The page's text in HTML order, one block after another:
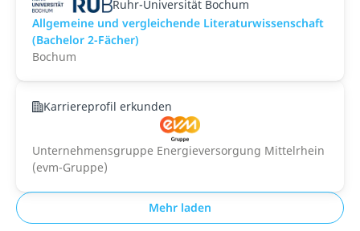
Ruhr-Universität Bochum
Allgemeine und vergleichende Literaturwissenschaft
(Bachelor 2-Fächer)
Bochum
Karriereprofil erkunden
Unternehmensgruppe Energieversorgung Mittelrhein
(evm-Gruppe)
Mehr laden